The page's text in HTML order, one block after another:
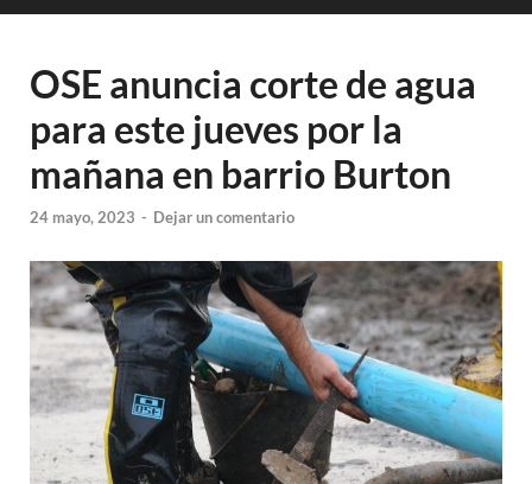
OSE anuncia corte de agua
para este jueves por la
mañana en barrio Burton
24 mayo, 2023 - Dejar un comentario